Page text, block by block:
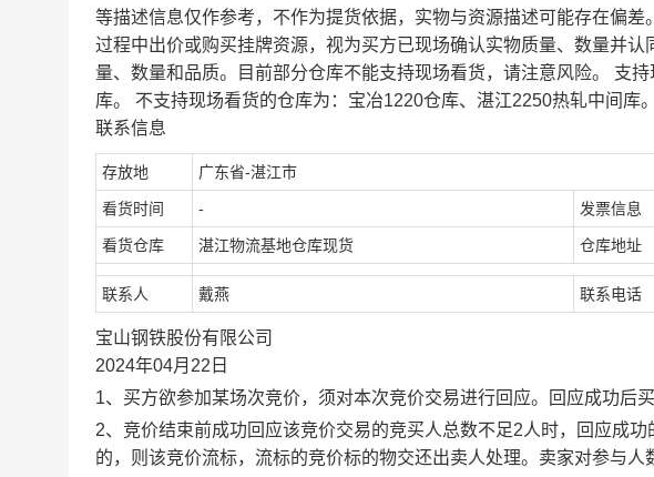
等描述信息仅作参考，不作为提货依据，实物与资源描述可能存在偏
过程中出价或购买挂牌资源，视为买方已现场确认实物质量、数量并
量、数量和品质。目前部分仓库不能支持现场看货，请注意风险。 支
库。 不支持现场看货的仓库为：宝冶1220仓库、湛江2250热轧中间库。
联系信息
存放地 广东省-湛江市
看货时间 - 发票信息
看货仓库 湛江物流基地仓库现货 仓库地址
联系人 戴燕 联系电话
宝山钢铁股份有限公司
2024年04月22日
1、买方欲参加某场次竞价，须对本次竞价交易进行回应。回应成功后买
2、竞价结束前成功回应该竞价交易的竞买人总数不足2人时，回应成
的，则该竞价流标，流标的竞价标的物交还出卖人处理。卖家对参与人